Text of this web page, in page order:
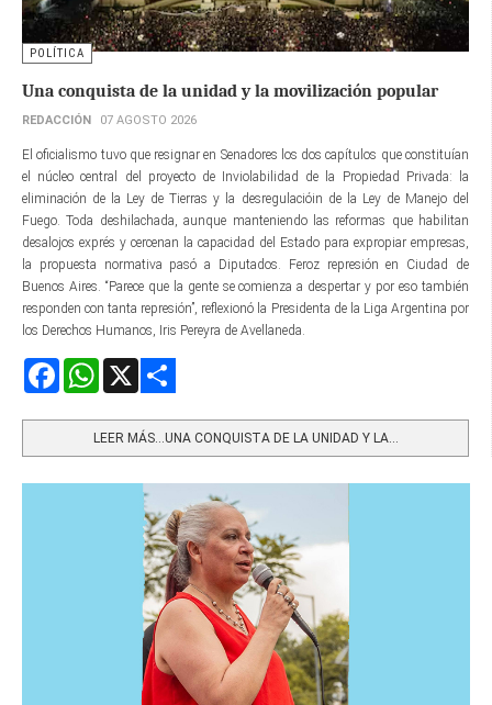
POLÍTICA
Una conquista de la unidad y la movilización popular
REDACCIÓN 07 AGOSTO 2026
El oficialismo tuvo que resignar en Senadores los dos capítulos que constituían
el núcleo central del proyecto de Inviolabilidad de la Propiedad Privada: la
eliminación de la Ley de Tierras y la desregulacióin de la Ley de Manejo del
Fuego. Toda deshilachada, aunque manteniendo las reformas que habilitan
desalojos exprés y cercenan la capacidad del Estado para expropiar empresas,
la propuesta normativa pasó a Diputados. Feroz represión en Ciudad de
Buenos Aires. “Parece que la gente se comienza a despertar y por eso también
responden con tanta represión”, reflexionó la Presidenta de la Liga Argentina por
los Derechos Humanos, Iris Pereyra de Avellaneda.
FacebookWhatsApp
LEER MÁS…UNA CONQUISTA DE LA UNIDAD Y LA...